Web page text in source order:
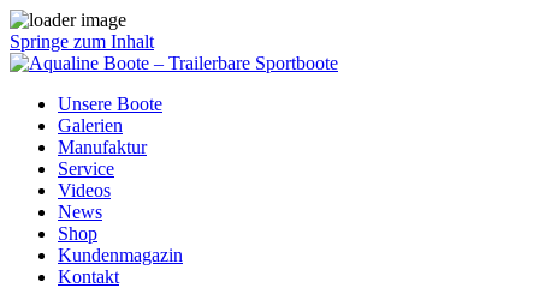
Springe zum Inhalt
Unsere Boote
Galerien
Manufaktur
Service
Videos
News
Shop
Kundenmagazin
Kontakt